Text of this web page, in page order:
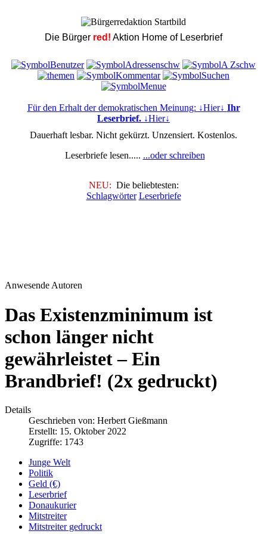
Die Bürger red! Aktion Home of Leserbrief
Für den Erhalt der demokratischen Meinung: ↓Hier↓ Ihr
Leserbrief. ↓Hier↓
Dauerhaft lesbar. Nicht gekürzt. Unzensiert. Kostenlos.
Leserbriefe lesen..... ...oder schreiben
NEU: Die beliebtesten:
Schlagwörter Leserbriefe
Anwesende Autoren
Das Existenzminimum ist
schon länger nicht
gewährleistet – Ein
Brandbrief! (2x gedruckt)
Details
Geschrieben von: Herbert Gießmann
Erstellt: 15. Oktober 2022
Zugriffe: 1743
Junge Welt
Politik
Geld (€)
Leserbrief
Donaukurier
Mitstreiter
Mitstreiter gedruckt